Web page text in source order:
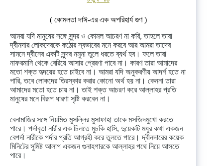
( কোমলতা দাঈ-এর এক অপরিহার্য গুণ )
আমরা যদি মানুষের সঙ্গে সুন্দর ও কোমল আচরণ না করি, তাহলে তারা
দ্বীনদার লোকদেরকে কঠোর স্বভাবের মনে করবে আর আমরা তাদের
সামনে দ্বীনের একটি সুন্দর নমুনা তুলে ধরতে ব্যর্থ হব। ফলে তারা
নাফরমানি থেকে বেরিয়ে আসার প্রেরণা পাবে না। কারণ তারা আমাদের
মতো শক্ত হৃদয়ের হতে চাইবে না। আমরা যদি অনুকরণীয় আদর্শ হতে না
পারি, তবে লোকদের তিরস্কার করার কোনো অর্থ হয় না। কেননা তারা
আমাদের মতো হতে চায় না। তাই শক্ত আচরণ করে আল্লাহর প্রতি
মানুষের মনে বিরূপ ধারণা সৃষ্টি করবেন না।
বেনামাজির সঙ্গে নিয়মিত মুসল্লির মুসাফাহা তাকে মসজিদমুখো করতে
পারে। পর্দাবৃতা নারীর এক চিলতে মুচকি হাসি, দুয়েকটি মধুর কথা একজন
বেপর্দা নারীকে পর্দার প্রতি আগ্রহী করে তুলতে পারে। দ্বীনদারের কয়েক
মিনিটের সুমিষ্ট আলাপ একজন গুনাহগারকে আল্লাহর পথে নিয়ে আসতে
পারে।